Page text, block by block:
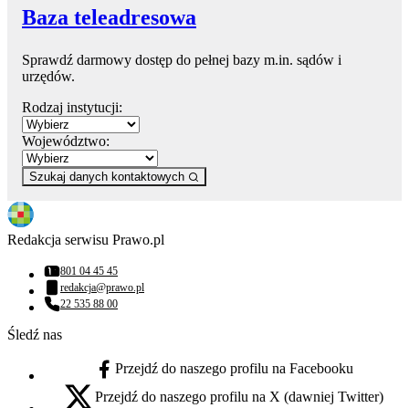
Baza teleadresowa
Sprawdź darmowy dostęp do pełnej bazy m.in. sądów i
urzędów.
Rodzaj instytucji:
Województwo:
Szukaj danych kontaktowych
Redakcja serwisu Prawo.pl
Numer telefonu:
801 04 45 45
Adres email:
redakcja@prawo.pl
Numer telefonu:
22 535 88 00
Śledź nas
facebook - otwiera się w nowej karcie
Przejdź do naszego profilu na Facebooku
x - otwiera się w nowej karcie
Przejdź do naszego profilu na X (dawniej Twitter)